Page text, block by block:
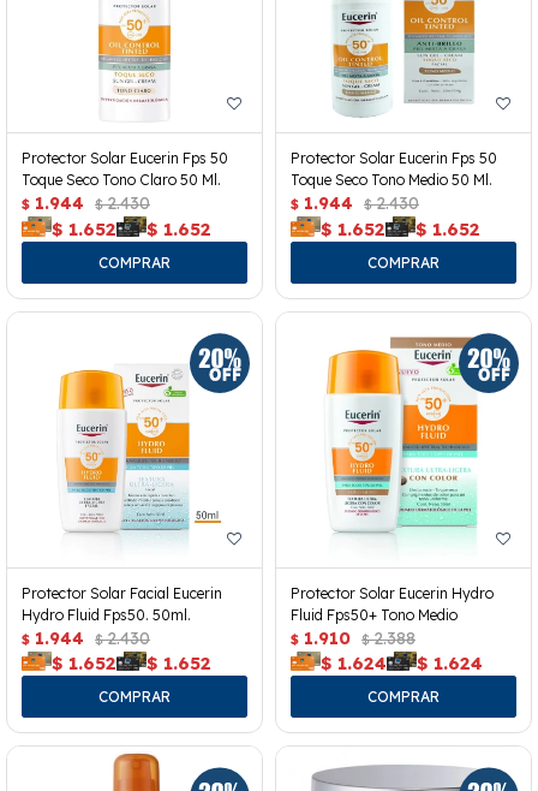
Protector Solar Eucerin Fps 50
Toque Seco Tono Claro 50 Ml.
$ 1.944 $ 2.430
$ 1.652 $ 1.652
Protector Solar Eucerin Fps 50
Toque Seco Tono Medio 50 Ml.
$ 1.944 $ 2.430
$ 1.652 $ 1.652
Protector Solar Facial Eucerin
Hydro Fluid Fps50. 50ml.
$ 1.944 $ 2.430
$ 1.652 $ 1.652
Protector Solar Eucerin Hydro
Fluid Fps50+ Tono Medio
$ 1.910 $ 2.388
$ 1.624 $ 1.624